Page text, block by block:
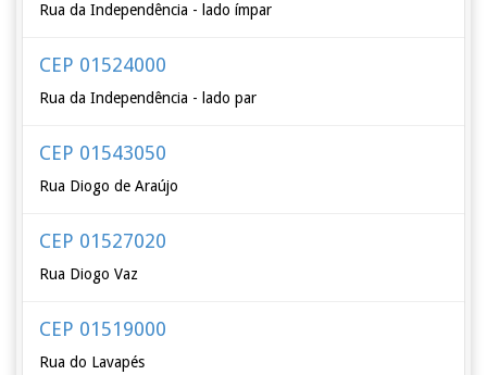
Rua da Independência - lado ímpar
CEP 01524000
Rua da Independência - lado par
CEP 01543050
Rua Diogo de Araújo
CEP 01527020
Rua Diogo Vaz
CEP 01519000
Rua do Lavapés